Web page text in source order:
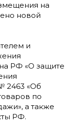
на
новой
и
РФ «О защите
2463 «Об
по
а также
РФ.